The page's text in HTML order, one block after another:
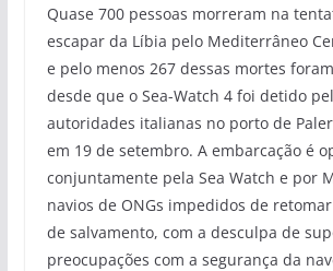
Quase 700 pessoas morreram na
escapar da Líbia pelo Mediterrâneo
e pelo menos 267 dessas mortes
desde que o Sea-Watch 4 foi detido
autoridades italianas no porto de
em 19 de setembro. A embarcação é
conjuntamente pela Sea Watch e por
navios de ONGs impedidos de
de salvamento, com a desculpa de
preocupações com a segurança da